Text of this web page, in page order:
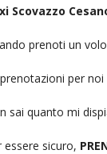
Scovazzo
prenoti un
per
sai quanto mi
essere sicuro,